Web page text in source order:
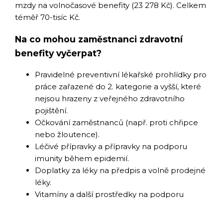
mzdy na volnočasové benefity (23 278 Kč). Celkem
téměř 70-tisíc Kč.
Na co mohou zaměstnanci zdravotní
benefity vyčerpat?
Pravidelné preventivní lékařské prohlídky pro
práce zařazené do 2. kategorie a vyšší, které
nejsou hrazeny z veřejného zdravotního
pojištění.
Očkování zaměstnanců (např. proti chřipce
nebo žloutence​).
Léčivé přípravky a přípravky na podporu
imunity během epidemií.
Doplatky za léky na předpis a volně prodejné
léky​.
Vitamíny a další prostředky na podporu